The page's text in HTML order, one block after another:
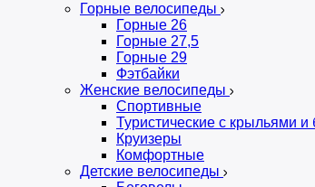
Горные велосипеды
Горные 26
Горные 27,5
Горные 29
Фэтбайки
Женские велосипеды
Спортивные
Туристические с крыльями и
Круизеры
Комфортные
Детские велосипеды